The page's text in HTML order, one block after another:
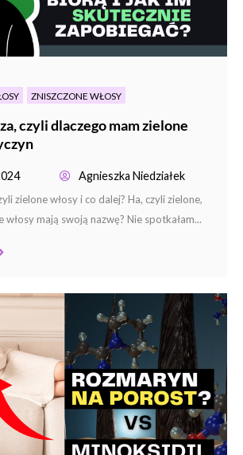
ZNISZCZONE WŁOSY
czyli dlaczego mam zielone
Agnieszka Niedziałek
zielone włosy i co dalej? Ha, czyli zielone,
włosy mają swoją nazwę? Nie spotkałam...